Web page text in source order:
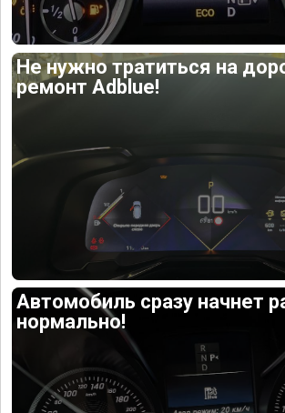
Не нужно тратиться на
ремонт Adblue!
Автомобиль сразу начнет
нормально!